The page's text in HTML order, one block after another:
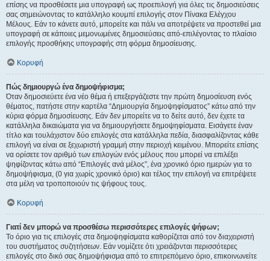
επίσης να προσθέσετε μια υπογραφή ως προεπιλογή για όλες τις δημοσιεύσεις
σας σημειώνοντας το κατάλληλο κουμπί επιλογής στον Πίνακα Ελέγχου
Μέλους. Εάν το κάνετε αυτό, μπορείτε και πάλι να αποτρέψετε να προστεθεί μια
υπογραφή σε κάποιες μεμονωμένες δημοσιεύσεις από-επιλέγοντας το πλαίσιο
επιλογής προσθήκης υπογραφής στη φόρμα δημοσίευσης.
Κορυφή
Πώς δημιουργώ ένα δημοψήφισμα;
Όταν δημοσιεύετε ένα νέο θέμα ή επεξεργάζεστε την πρώτη δημοσίευση ενός
θέματος, πατήστε στην καρτέλα “Δημιουργία δημοψηφίσματος” κάτω από την
κύρια φόρμα δημοσίευσης. Εάν δεν μπορείτε να το δείτε αυτό, δεν έχετε τα
κατάλληλα δικαιώματα για να δημιουργήσετε δημοψηφίσματα. Εισάγετε έναν
τίτλο και τουλάχιστον δύο επιλογές στα κατάλληλα πεδία, διασφαλίζοντας κάθε
επιλογή να είναι σε ξεχωριστή γραμμή στην περιοχή κειμένου. Μπορείτε επίσης
να ορίσετε τον αριθμό των επιλογών ενός μέλους που μπορεί να επιλέξει
ψηφίζοντας κάτω από “Επιλογές ανά μέλος”, ένα χρονικό όριο ημερών για το
δημοψήφισμα, (0 για χωρίς χρονικό όριο) και τέλος την επιλογή να επιτρέψετε
στα μέλη να τροποποιούν τις ψήφους τους.
Κορυφή
Γιατί δεν μπορώ να προσθέσω περισσότερες επιλογές ψήφων;
Το όριο για τις επιλογές στα δημοψηφίσματα καθορίζεται από τον διαχειριστή
του συστήματος συζητήσεων. Εάν νομίζετε ότι χρειάζονται περισσότερες
επιλογές στο δικό σας δημοψήφισμα από το επιτρεπόμενο όριο, επικοινωνείτε